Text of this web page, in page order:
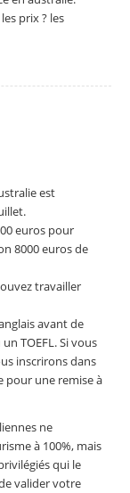
prix ? les
est
euros pour
8000 euros de
travailler
avant de
TOEFL. Si vous
inscrirons dans
pour une remise à
ne
à 100%, mais
qui le
valider votre